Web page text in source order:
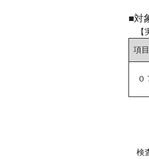
■対
【
項
０
検